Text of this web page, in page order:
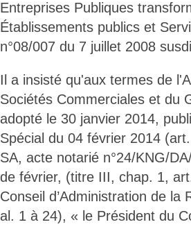
Entreprises Publiques
Établissements publics et
n°08/007 du 7 juillet 2008
Il a insisté qu'aux termes de
Sociétés Commerciales et du
adopté le 30 janvier 2014,
Spécial du 04 février 2014
SA, acte notarié n°24/KNG/
de février, (titre III, chap. 1,
Conseil d’Administration de
al. 1 à 24), « le Président du